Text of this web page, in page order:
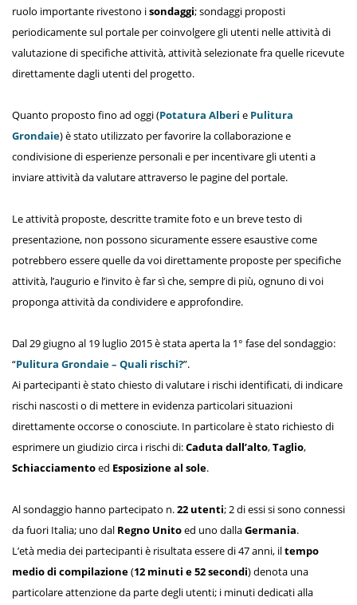
ruolo importante rivestono isondaggi; sondaggi proposti
periodicamente sul portale per coinvolgere gli utenti nelle attività di
valutazione di specifiche attività, attività selezionate fra quelle ricevute
direttamente dagli utenti del progetto.
Quanto proposto fino ad oggi (Potatura Alberi e Pulitura
Grondaie) è stato utilizzato per favorire la collaborazione e
condivisione di esperienze personali e per incentivare gli utenti a
inviare attività da valutare attraverso le pagine del portale.
Le attività proposte, descritte tramite foto e un breve testo di
presentazione, non possono sicuramente essere esaustive come
potrebbero essere quelle da voi direttamente proposte per specifiche
attività, l’augurio e l’invito è far sì che, sempre di più, ognuno di voi
proponga attività da condividere e approfondire.
Dal 29 giugno al 19 luglio 2015 è stata aperta la 1° fase del sondaggio:
“Pulitura Grondaie – Quali rischi?”.
Ai partecipanti è stato chiesto di valutare i rischi identificati, di indicare
rischi nascosti o di mettere in evidenza particolari situazioni
direttamente occorse o conosciute. In particolare è stato richiesto di
esprimere un giudizio circa i rischi di:Caduta dall’alto,Taglio,
Schiacciamentoed Esposizione al sole.
Al sondaggio hanno partecipato n.22 utenti; 2 di essi si sono connessi
da fuori Italia; uno dal Regno Unitoed uno dallaGermania.
L’età media dei partecipanti è risultata essere di 47 anni, iltempo
medio di compilazione(12 minuti e 52 secondi) denota una
particolare attenzione da parte degli utenti; i minuti dedicati alla